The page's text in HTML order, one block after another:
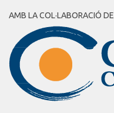
AMB LA COL·LABORACIÓ DE